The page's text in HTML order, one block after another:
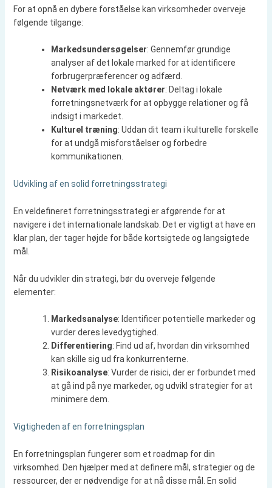
For at opnå en dybere forståelse kan virksomheder overveje
følgende tilgange:
Markedsundersøgelser: Gennemfør grundige
analyser af det lokale marked for at identificere
forbrugerpræferencer og adfærd.
Netværk med lokale aktører: Deltag i lokale
forretningsnetværk for at opbygge relationer og få
indsigt i markedet.
Kulturel træning: Uddan dit team i kulturelle forskelle
for at undgå misforståelser og forbedre
kommunikationen.
Udvikling af en solid forretningsstrategi
En veldefineret forretningsstrategi er afgørende for at
navigere i det internationale landskab. Det er vigtigt at have en
klar plan, der tager højde for både kortsigtede og langsigtede
mål.
Når du udvikler din strategi, bør du overveje følgende
elementer:
Markedsanalyse: Identificer potentielle markeder og
vurder deres levedygtighed.
Differentiering: Find ud af, hvordan din virksomhed
kan skille sig ud fra konkurrenterne.
Risikoanalyse: Vurder de risici, der er forbundet med
at gå ind på nye markeder, og udvikl strategier for at
minimere dem.
Vigtigheden af en forretningsplan
En forretningsplan fungerer som et roadmap for din
virksomhed. Den hjælper med at definere mål, strategier og de
ressourcer, der er nødvendige for at nå disse mål. En solid